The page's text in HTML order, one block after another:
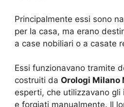
Principalmente essi sono
per la casa, ma erano
a case nobiliari o a casate
Essi funzionavano tramite
costruiti da Orologi Milano
esperti, che utilizzavano gli
e forgiati manualmente. Il